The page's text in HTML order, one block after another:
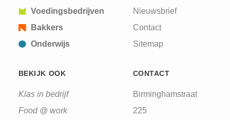
Voedingsbedrijven
Bakkers
Onderwijs
Nieuwsbrief
Contact
Sitemap
BEKIJK OOK
Klas in bedrijf
Food @ work
CONTACT
Birminghamstraat
225